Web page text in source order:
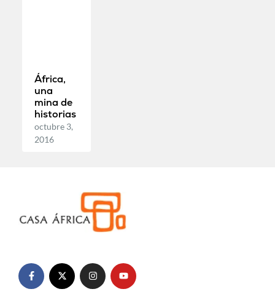
África,
una
mina de
historias
octubre 3,
2016